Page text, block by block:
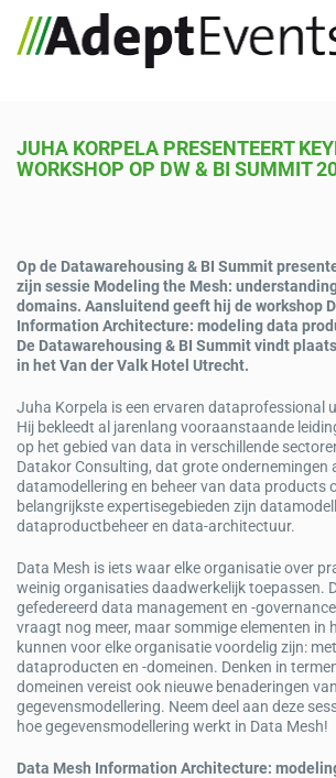
JUHA KORPELA PRESENTEERT
WORKSHOP OP DW & BI SUMMIT
Op de Datawarehousing & BI Summit
zijn sessie Modeling the Mesh:
domains. Aansluitend geeft hij de workshop
Information Architecture: modeling data
De Datawarehousing & BI Summit vindt
in het Van der Valk Hotel Utrecht.
Juha Korpela is een ervaren dataprofessional
Hij bekleedt al jarenlang vooraanstaande
op het gebied van data in verschillende
Datakor Consulting, dat grote ondernemingen
datamodellering en beheer van data products
belangrijkste expertisegebieden zijn
dataproductbeheer en data-architectuur.
Data Mesh is iets waar elke organisatie over
weinig organisaties daadwerkelijk toepassen.
gefedereerd data management en -
vraagt nog meer, maar sommige elementen in
kunnen voor elke organisatie voordelig zijn:
dataproducten en -domeinen. Denken in
domeinen vereist ook nieuwe benaderingen van
gegevensmodellering. Neem deel aan deze
hoe gegevensmodellering werkt in Data Mesh!
Data Mesh Information Architecture: